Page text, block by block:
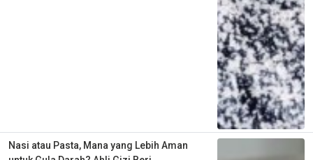
Nasi atau Pasta, Mana yang Lebih Aman